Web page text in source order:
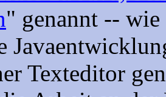
" genannt -- wie
Texteditor